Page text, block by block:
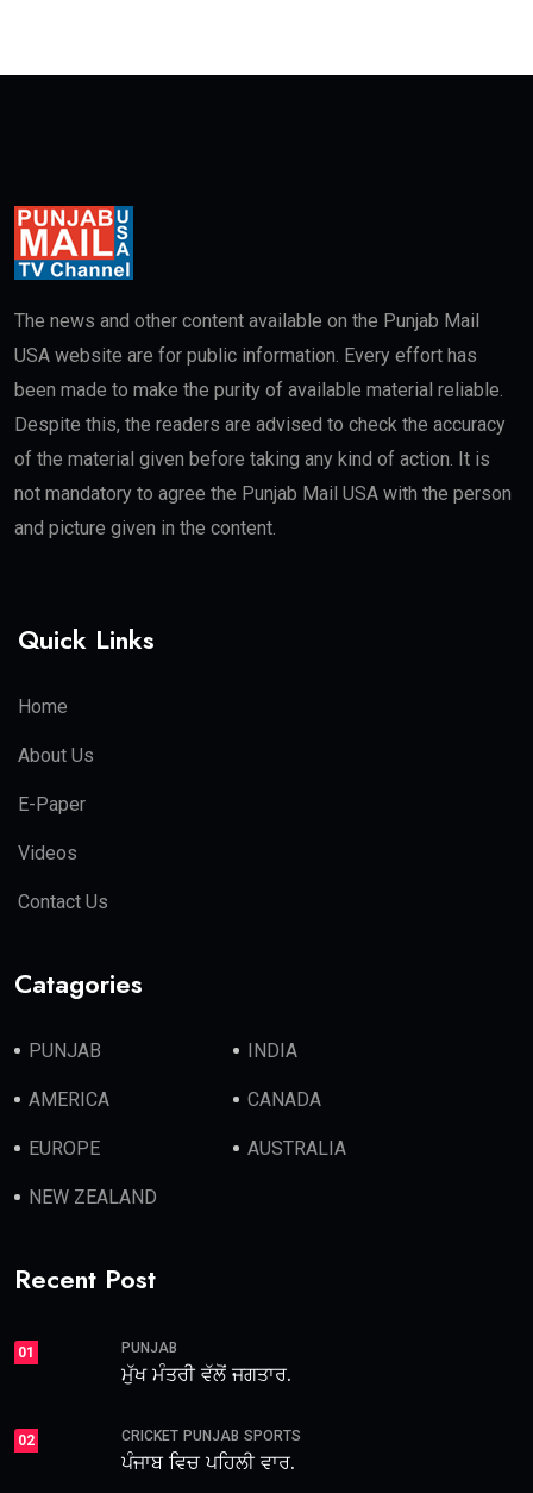
The news and other content available on the Punjab Mail
USA website are for public information. Every effort has
been made to make the purity of available material reliable.
Despite this, the readers are advised to check the accuracy
of the material given before taking any kind of action. It is
not mandatory to agree the Punjab Mail USA with the person
and picture given in the content.
Quick Links
Home
About Us
E-Paper
Videos
Contact Us
Catagories
PUNJAB INDIA
AMERICA CANADA
EUROPE AUSTRALIA
NEW ZEALAND
Recent Post
01 PUNJAB
ਮੁੱਖ ਮੰਤਰੀ ਵੱਲੋਂ ਜਗਤਾਰ.
02 CRICKET PUNJAB SPORTS
ਪੰਜਾਬ ਵਿਚ ਪਹਿਲੀ ਵਾਰ.